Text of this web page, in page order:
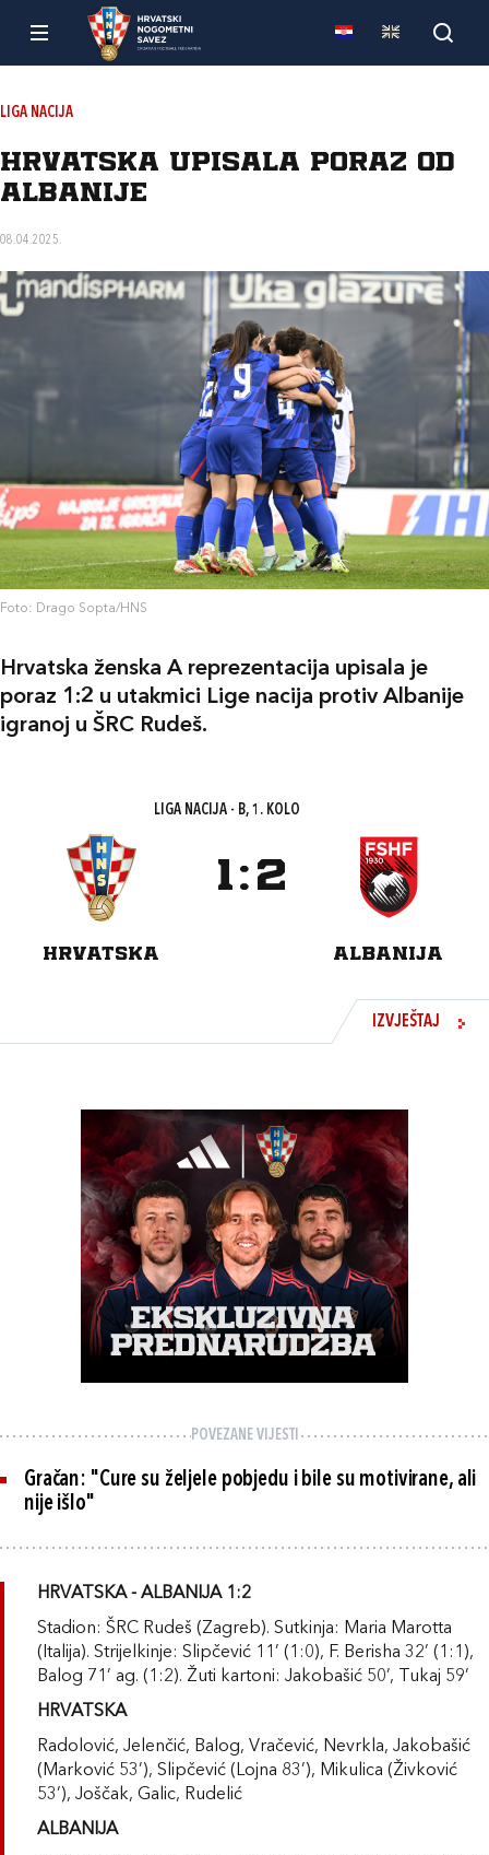
LIGA NACIJA
Hrvatska upisala poraz od
Albanije
08.04.2025.
Foto: Drago Sopta/HNS
Hrvatska ženska A reprezentacija upisala je
poraz 1:2 u utakmici Lige nacija protiv Albanije
igranoj u ŠRC Rudeš.
LIGA NACIJA - B, 1. KOLO
HRVATSKA
1: 2
ALBANIJA
IZVJEŠTAJ
POVEZANE VIJESTI
Gračan: "Cure su željele pobjedu i bile su motivirane, ali
nije išlo"
HRVATSKA - ALBANIJA 1:2
Stadion: ŠRC Rudeš (Zagreb). Sutkinja: Maria Marotta
(Italija). Strijelkinje: Slipčević 11’ (1:0), F. Berisha 32’ (1:1),
Balog 71’ ag. (1:2). Žuti kartoni: Jakobašić 50’, Tukaj 59’
HRVATSKA
Radolović, Jelenčić, Balog, Vračević, Nevrkla, Jakobašić
(Marković 53’), Slipčević (Lojna 83’), Mikulica (Živković
53’), Joščak, Galic, Rudelić
ALBANIJA